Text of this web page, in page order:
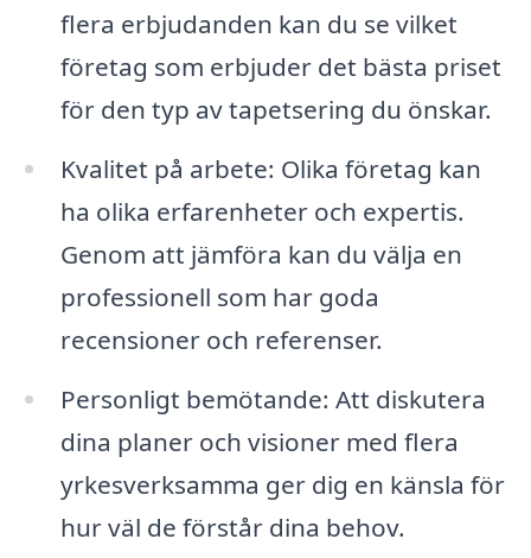
flera erbjudanden kan du se vilket
företag som erbjuder det bästa priset
för den typ av tapetsering du önskar.
Kvalitet på arbete: Olika företag kan
ha olika erfarenheter och expertis.
Genom att jämföra kan du välja en
professionell som har goda
recensioner och referenser.
Personligt bemötande: Att diskutera
dina planer och visioner med flera
yrkesverksamma ger dig en känsla för
hur väl de förstår dina behov.